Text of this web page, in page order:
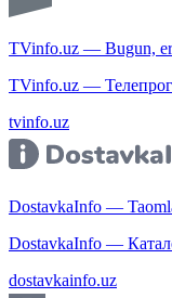
TVinfo.uz — Bugun,
TVinfo.uz —
tvinfo.uz
DostavkaInfo —
DostavkaInfo —
dostavkainfo.uz